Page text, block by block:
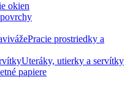
okien
Pracie prostriedky a
Uteráky, utierky a servítky
papiere